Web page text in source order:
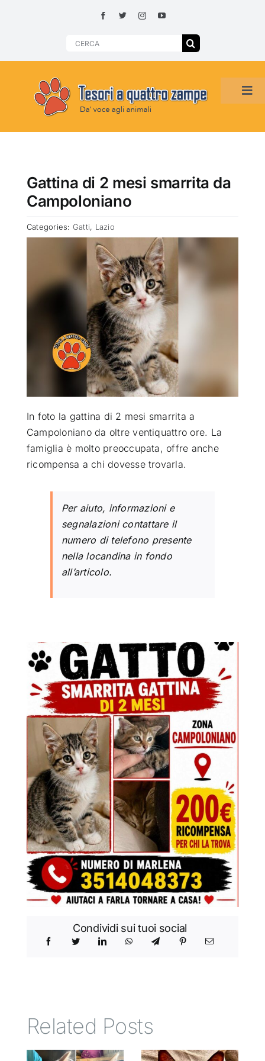
Search
HOME
SMARRITI O DA ADOTTARE
ADOTTATI O RITROVATI
ATTUALITÀ
SEMPRE CON ME
Gattina di 2 mesi smarrita da
Campoloniano
Categories: Gatti, Lazio
In foto la gattina di 2 mesi smarrita a
Campoloniano da oltre ventiquattro ore. La
famiglia è molto preoccupata, offre anche
ricompensa a chi dovesse trovarla.
Per aiuto, informazioni e
segnalazioni contattare il
numero di telefono presente
nella locandina in fondo
all’articolo.
Condividi sui tuoi social
Related Posts